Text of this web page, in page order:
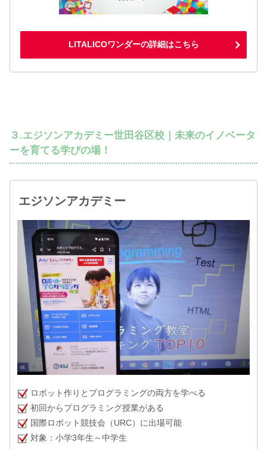
LITALICOワンダーの詳細はこちら
３.エジソンアカデミー世田谷区校｜未来のイノベータ
ーを育てる学びの場！
エジソンアカデミー
ロボット作りとプログラミングの両方を学べる
初回からプログラミング授業がある
国際ロボット競技会（URC）に出場可能
対象：小学3年生～中学生